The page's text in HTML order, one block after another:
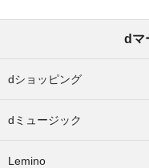
dマ
dショッピング
dミュージック
Lemino